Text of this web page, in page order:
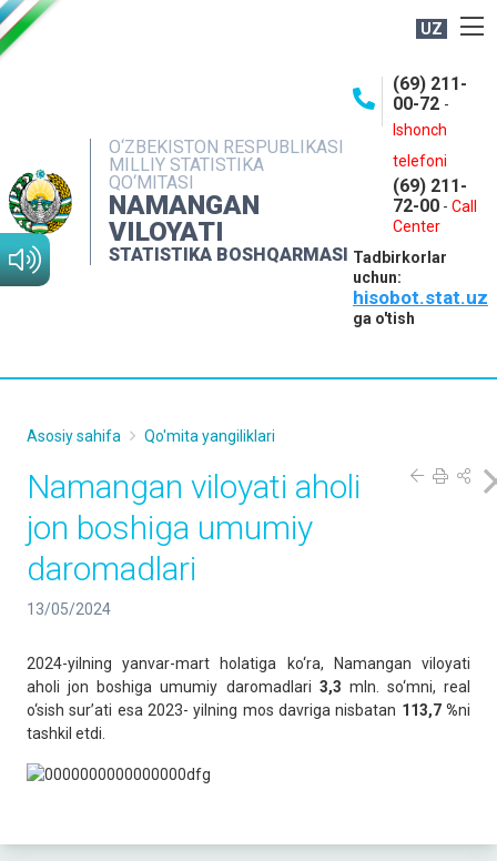
UZ
O‘ZBEKISTON RESPUBLIKASI
MILLIY STATISTIKA
QO‘MITASI
NAMANGAN
VILOYATI
STATISTIKA BOSHQARMASI
(69) 211-
00-72 -
Ishonch
telefoni
(69) 211-
72-00 - Call
Center
Tadbirkorlar
uchun:
hisobot.stat.uz
ga o'tish
NASHRLAR
INTERAKTIV XIZMATLAR
MATBUOT XIZMATI
MUROJAATLAR
Asosiy sahifa Qo'mita yangiliklari
Namangan viloyati aholi
jon boshiga umumiy
daromadlari
13/05/2024
2024-yilning yanvar-mart holatiga ko‘ra, Namangan viloyati
aholi jon boshiga umumiy daromadlari 3,3 mln. so‘mni, real
o‘sish sur’ati esa 2023- yilning mos davriga nisbatan 113,7 %ni
tashkil etdi.